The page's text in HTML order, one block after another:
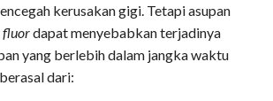
kerusakan gigi. Tetapi asupan
fluordapat menyebabkan terjadinya
yang berlebih dalam jangka waktu
dari: